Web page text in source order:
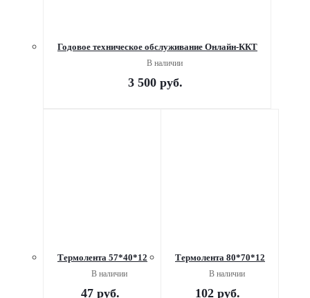
Годовое техническое обслуживание Онлайн-ККТ
В наличии
3 500руб.
Термолента 57*40*12
В наличии
47руб.
Термолента 80*70*12
В наличии
102 руб.